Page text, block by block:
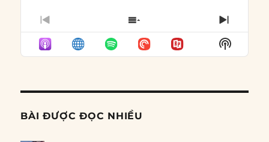
PREVIOUS
EPISODE
SHOW
EPISODES
LIST
NEXT
Show
Podcast
BÀI ĐƯỢC ĐỌC NHIỀU